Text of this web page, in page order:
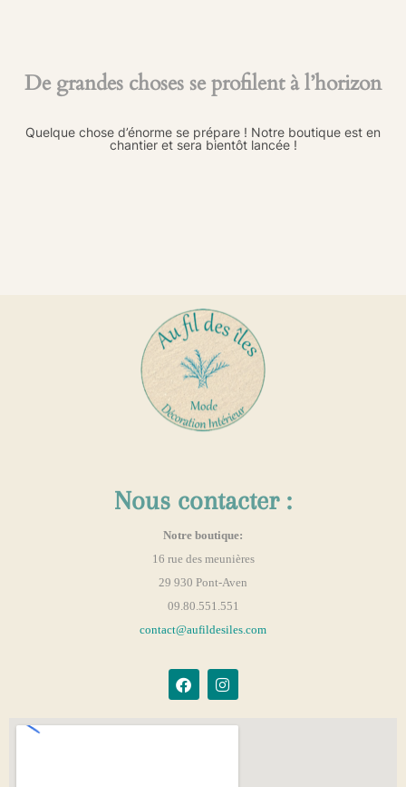
De grandes choses se profilent à l’horizon
Quelque chose d’énorme se prépare ! Notre boutique est en
chantier et sera bientôt lancée !
Nous contacter :
Notre boutique:
16 rue des meunières
29 930 Pont-Aven
09.80.551.551
contact@aufildesiles.com